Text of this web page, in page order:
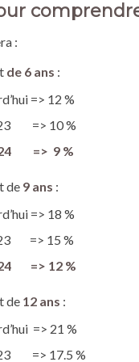
:
de 6 ans :
=> 12 %
=> 10 %
=> 9 %
de 9 ans :
=> 18 %
=> 15 %
=> 12 %
de 12 ans :
=> 21 %
=> 17.5 %